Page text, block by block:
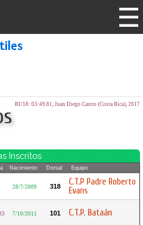
RU18: 03:49.81, Juan Diego Castro (Costa Rica), 2017
Inscritos
Nacimiento Dorsal Equipo
28/7/2009 318
C.T.P Padre Roberto
Evans
7/10/2011 101 C.T.P. Bataán